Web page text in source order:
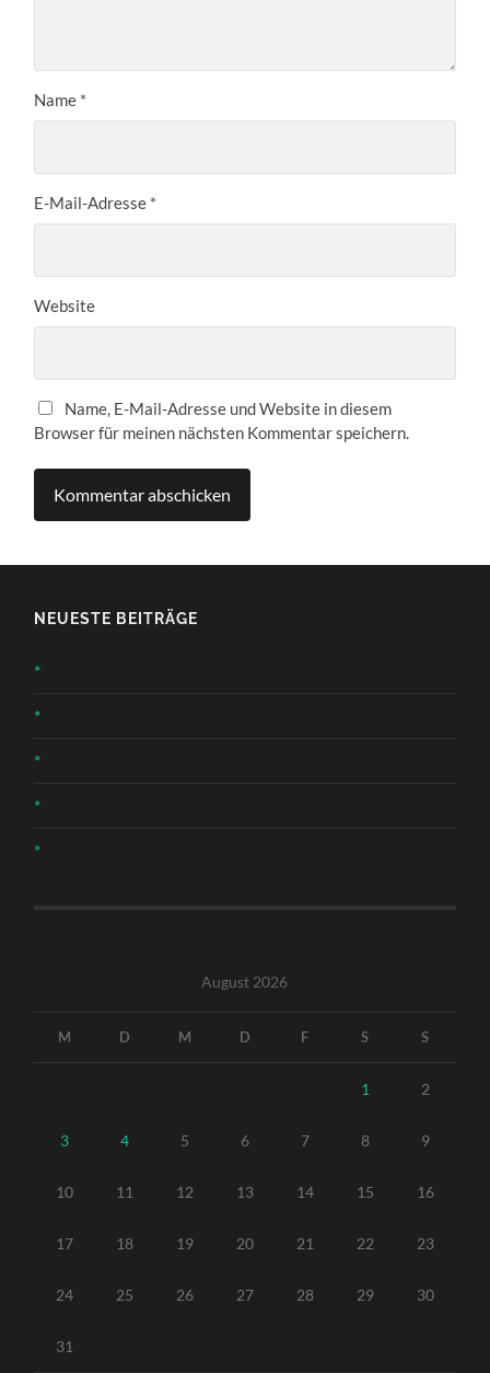
Name *
E-Mail-Adresse *
Website
Name, E-Mail-Adresse und Website in diesem
Browser für meinen nächsten Kommentar speichern.
NEUESTE BEITRÄGE
*
*
*
*
*
August 2026
M D M D F S S
1 2
3 4 5 6 7 8 9
10 11 12 13 14 15 16
17 18 19 20 21 22 23
24 25 26 27 28 29 30
31